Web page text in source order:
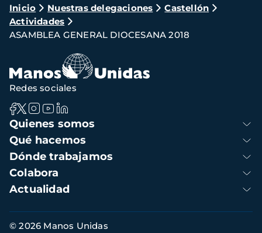
Ruta
de
navegación
Inicio Nuestras delegaciones
Castellón
Actividades
ASAMBLEA GENERAL DIOCESANA 2018
Navegación
principal
Quienes somos
Qué hacemos
Dónde trabajamos
Colabora
Actualidad
Redes sociales
Información
© 2026 Manos Unidas